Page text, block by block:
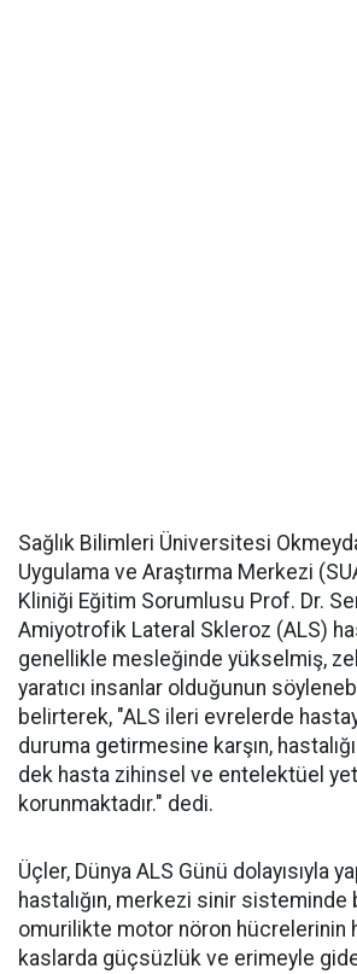
Sağlık Bilimleri Üniversitesi
Uygulama ve Araştırma Merkezi
Kliniği Eğitim Sorumlusu Prof. Dr.
Amiyotrofik Lateral Skleroz (ALS)
genellikle mesleğinde yükselmiş,
yaratıcı insanlar olduğunun
belirterek, "ALS ileri evrelerde
duruma getirmesine karşın,
dek hasta zihinsel ve entelektüel
korunmaktadır." dedi.
Üçler, Dünya ALS Günü dolayısıyla
hastalığın, merkezi sinir sisteminde
omurilikte motor nöron hücrelerinin
kaslarda güçsüzlük ve erimeyle